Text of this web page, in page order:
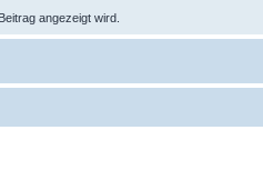
angezeigt wird.